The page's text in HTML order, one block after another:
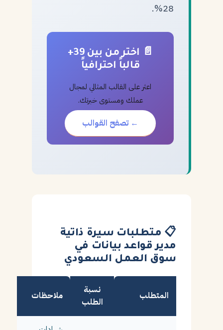
28%.
📄 اختر من بين 39+
قالباً احترافياً
اعثر على القالب المثالي لمجال
عملك ومستوى خبرتك.
← تصفح القوالب
📋 متطلبات سيرة ذاتية
مدير قواعد بيانات في
سوق العمل السعودي
المتطلب
نسبة
الطلب
ملاحظات